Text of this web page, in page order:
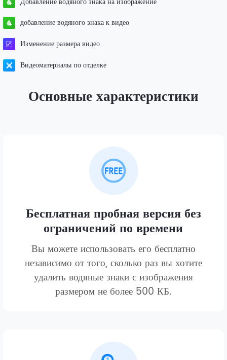
Добавление водяного знака на изображение
добавление водяного знака к видео
Изменение размера видео
Видеоматериалы по отделке
Основные характеристики
Бесплатная пробная версия без
ограничений по времени
Вы можете использовать его бесплатно
независимо от того, сколько раз вы хотите
удалить водяные знаки с изображения
размером не более 500 КБ.